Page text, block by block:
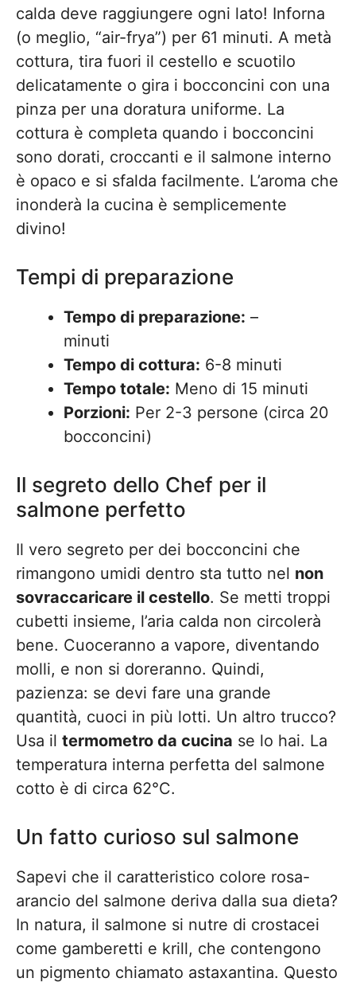
calda deve raggiungere ogni lato! Inforna
(o meglio, “air-frya”) per 61 minuti. A metà
cottura, tira fuori il cestello e scuotilo
delicatamente o gira i bocconcini con una
pinza per una doratura uniforme. La
cottura è completa quando i bocconcini
sono dorati, croccanti e il salmone interno
è opaco e si sfalda facilmente. L’aroma che
inonderà la cucina è semplicemente
divino!
Tempi di preparazione
Tempo di preparazione: –
minuti
Tempo di cottura: 6-8 minuti
Tempo totale: Meno di 15 minuti
Porzioni: Per 2-3 persone (circa 20
bocconcini)
Il segreto dello Chef per il
salmone perfetto
Il vero segreto per dei bocconcini che
rimangono umidi dentro sta tutto nel non
sovraccaricare il cestello. Se metti troppi
cubetti insieme, l’aria calda non circolerà
bene. Cuoceranno a vapore, diventando
molli, e non si doreranno. Quindi,
pazienza: se devi fare una grande
quantità, cuoci in più lotti. Un altro trucco?
Usa il termometro da cucina se lo hai. La
temperatura interna perfetta del salmone
cotto è di circa 62°C.
Un fatto curioso sul salmone
Sapevi che il caratteristico colore rosa-
arancio del salmone deriva dalla sua dieta?
In natura, il salmone si nutre di crostacei
come gamberetti e krill, che contengono
un pigmento chiamato astaxantina. Questo